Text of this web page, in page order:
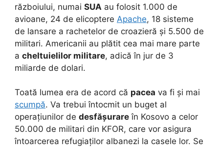
războiului, numai SUA au folosit 1.000 de
avioane, 24 de elicoptere Apache, 18 sisteme
de lansare a rachetelor de croazieră și 5.500 de
militari. Americanii au plătit cea mai mare parte
a cheltuielilor militare, adică în jur de 3
miliarde de dolari.
Toată lumea era de acord că pacea va fi și mai
scumpă. Va trebui întocmit un buget al
operațiunilor de desfășurare în Kosovo a celor
50.000 de militari din KFOR, care vor asigura
întoarcerea refugiaților albanezi la casele lor. Se